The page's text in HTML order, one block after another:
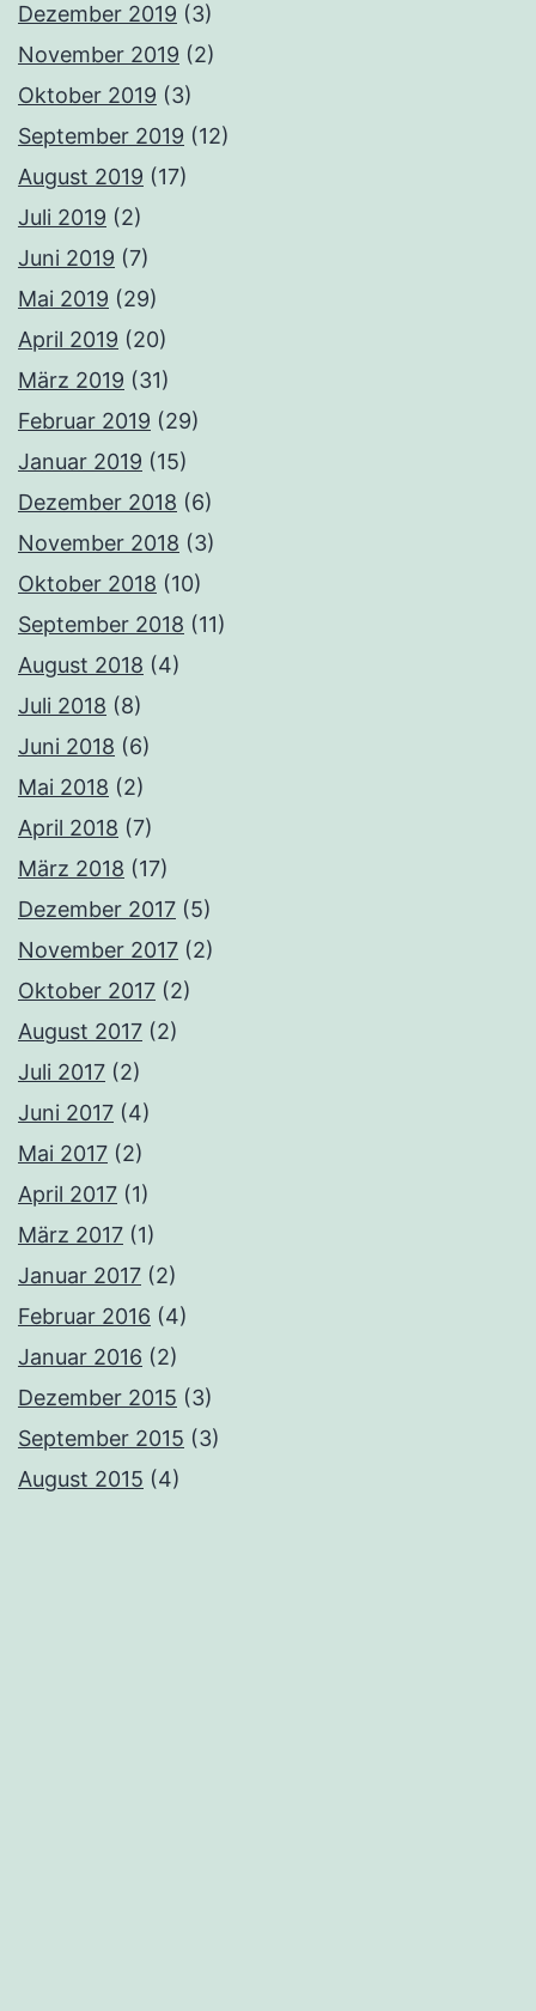
Dezember 2019 (3)
November 2019 (2)
Oktober 2019 (3)
September 2019 (12)
August 2019 (17)
Juli 2019 (2)
Juni 2019 (7)
Mai 2019 (29)
April 2019 (20)
März 2019 (31)
Februar 2019 (29)
Januar 2019 (15)
Dezember 2018 (6)
November 2018 (3)
Oktober 2018 (10)
September 2018 (11)
August 2018 (4)
Juli 2018 (8)
Juni 2018 (6)
Mai 2018 (2)
April 2018 (7)
März 2018 (17)
Dezember 2017 (5)
November 2017 (2)
Oktober 2017 (2)
August 2017 (2)
Juli 2017 (2)
Juni 2017 (4)
Mai 2017 (2)
April 2017 (1)
März 2017 (1)
Januar 2017 (2)
Februar 2016 (4)
Januar 2016 (2)
Dezember 2015 (3)
September 2015 (3)
August 2015 (4)